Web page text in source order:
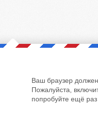
Ваш браузер
Пожалуйста,
попробуйте ещё раз